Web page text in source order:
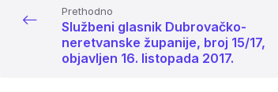
Prethodno
Službeni glasnik Dubrovačko-
neretvanske županije, broj 15/17,
objavljen 16. listopada 2017.